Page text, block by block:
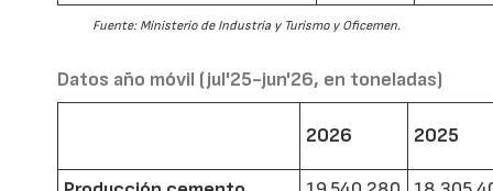
Fuente: Ministerio de Industria y Turismo y Oficemen.
Datos año móvil (jul'25-jun'26, en toneladas)
2026 2025